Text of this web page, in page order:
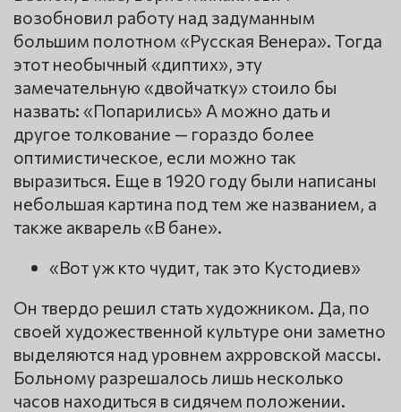
возобновил работу над задуманным
большим полотном «Русская Венера». Тогда
этот необычный «диптих», эту
замечательную «двойчатку» стоило бы
назвать: «Попарились» А можно дать и
другое толкование — гораздо более
оптимистическое, если можно так
выразиться. Еще в 1920 году были написаны
небольшая картина под тем же названием, а
также акварель «В бане».
«Вот уж кто чудит, так это Кустодиев»
Он твердо решил стать художником. Да, по
своей художественной культуре они заметно
выделяются над уровнем ахрровской массы.
Больному разрешалось лишь несколько
часов находиться в сидячем положении.